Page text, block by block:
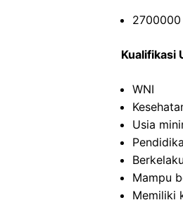
2700000
Kualifikasi
WNI
Usia
Mampu
Memiliki